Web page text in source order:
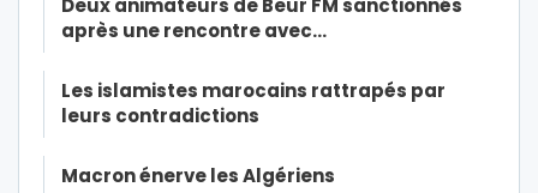
Deux animateurs de Beur FM sanctionnés
après une rencontre avec…
Les islamistes marocains rattrapés par
leurs contradictions
Macron énerve les Algériens